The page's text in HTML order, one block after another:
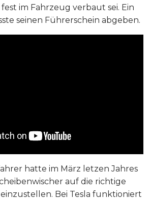
im Fahrzeug verbaut sei. Ein
seinen Führerschein abgeben.
hatte im März letzen Jahres
auf die richtige
Bei Tesla funktioniert